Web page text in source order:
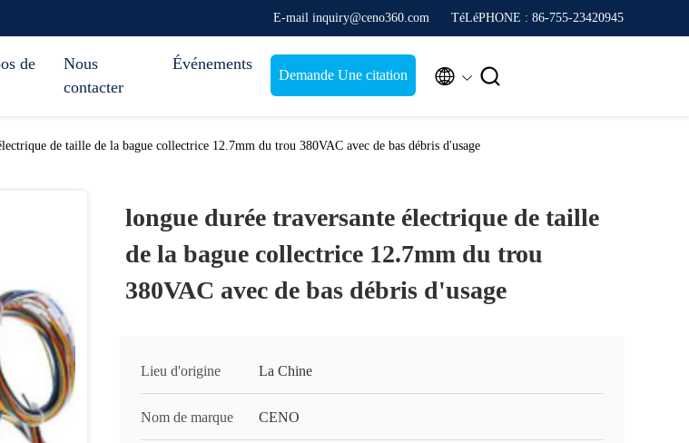
E-mail inquiry@ceno360.com TéLéPHONE : 86-755-23420945
de
Nous
contacter
Événements
Demande Une citation  
de taille de la bague collectrice 12.7mm du trou 380VAC avec de bas débris d'usage
longue durée traversante électrique de taille
de la bague collectrice 12.7mm du trou
380VAC avec de bas débris d'usage
Lieu d'origine La Chine
Nom de marque CENO